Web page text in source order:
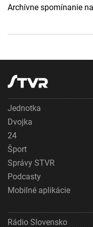
Archívne spomínanie
Jednotka
Dvojka
24
Šport
Správy STVR
Podcasty
Mobilné aplikácie
Rádio Slovensko